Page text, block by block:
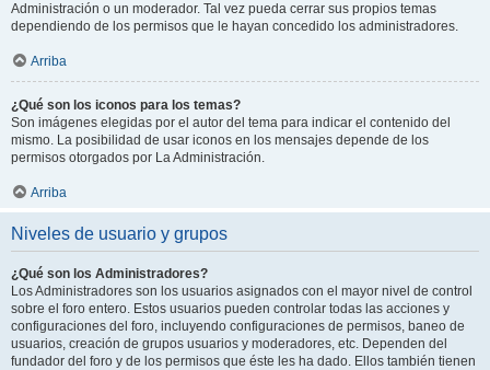
Administración o un moderador. Tal vez pueda cerrar sus propios temas
dependiendo de los permisos que le hayan concedido los administradores.
Arriba
¿Qué son los iconos para los temas?
Son imágenes elegidas por el autor del tema para indicar el contenido del
mismo. La posibilidad de usar iconos en los mensajes depende de los
permisos otorgados por La Administración.
Arriba
Niveles de usuario y grupos
¿Qué son los Administradores?
Los Administradores son los usuarios asignados con el mayor nivel de control
sobre el foro entero. Estos usuarios pueden controlar todas las acciones y
configuraciones del foro, incluyendo configuraciones de permisos, baneo de
usuarios, creación de grupos usuarios y moderadores, etc. Dependen del
fundador del foro y de los permisos que éste les ha dado. Ellos también tienen